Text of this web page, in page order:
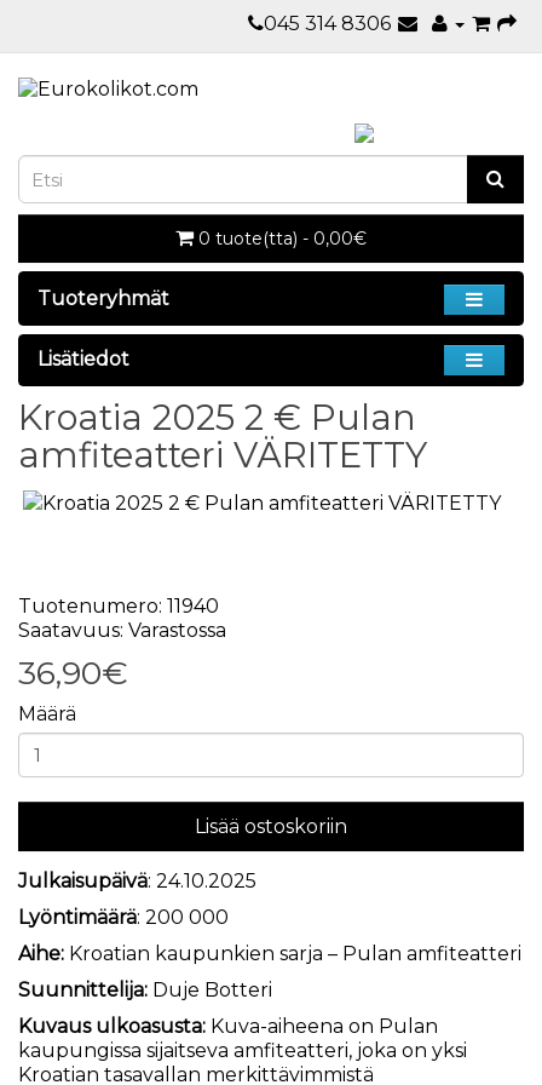
045 314 8306
0 tuote(tta) - 0,00€
Tuoteryhmät
Lisätiedot
Kroatia 2025 2 € Pulan
amfiteatteri VÄRITETTY
Tuotenumero: 11940
Saatavuus: Varastossa
36,90€
Määrä
Lisää ostoskoriin
Julkaisupäivä: 24.10.2025
Lyöntimäärä: 200 000
Aihe: Kroatian kaupunkien sarja – Pulan amfiteatteri
Suunnittelija: Duje Botteri
Kuvaus ulkoasusta: Kuva-aiheena on Pulan
kaupungissa sijaitseva amfiteatteri, joka on yksi
Kroatian tasavallan merkittävimmistä